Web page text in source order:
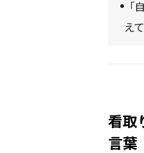
「
え
看取
言葉